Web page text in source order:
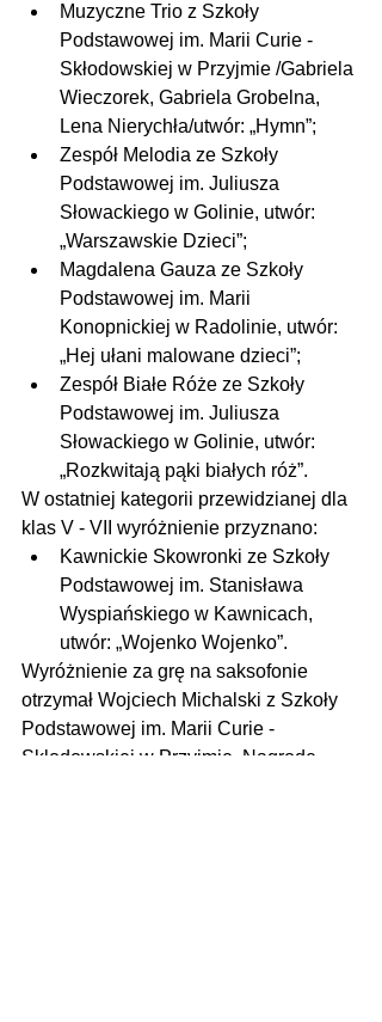
Muzyczne Trio z Szkoły
Podstawowej im. Marii Curie -
Skłodowskiej w Przyjmie /Gabriela
Wieczorek, Gabriela Grobelna,
Lena Nierychła/utwór: „Hymn”;
Zespół Melodia ze Szkoły
Podstawowej im. Juliusza
Słowackiego w Golinie, utwór:
„Warszawskie Dzieci”;
Magdalena Gauza ze Szkoły
Podstawowej im. Marii
Konopnickiej w Radolinie, utwór:
„Hej ułani malowane dzieci”;
Zespół Białe Róże ze Szkoły
Podstawowej im. Juliusza
Słowackiego w Golinie, utwór:
„Rozkwitają pąki białych róż”.
W ostatniej kategorii przewidzianej dla
klas V - VII wyróżnienie przyznano:
Kawnickie Skowronki ze Szkoły
Podstawowej im. Stanisława
Wyspiańskiego w Kawnicach,
utwór: „Wojenko Wojenko”.
Wyróżnienie za grę na saksofonie
otrzymał Wojciech Michalski z Szkoły
Podstawowej im. Marii Curie -
Skłodowskiej w Przyjmie. Nagrodę